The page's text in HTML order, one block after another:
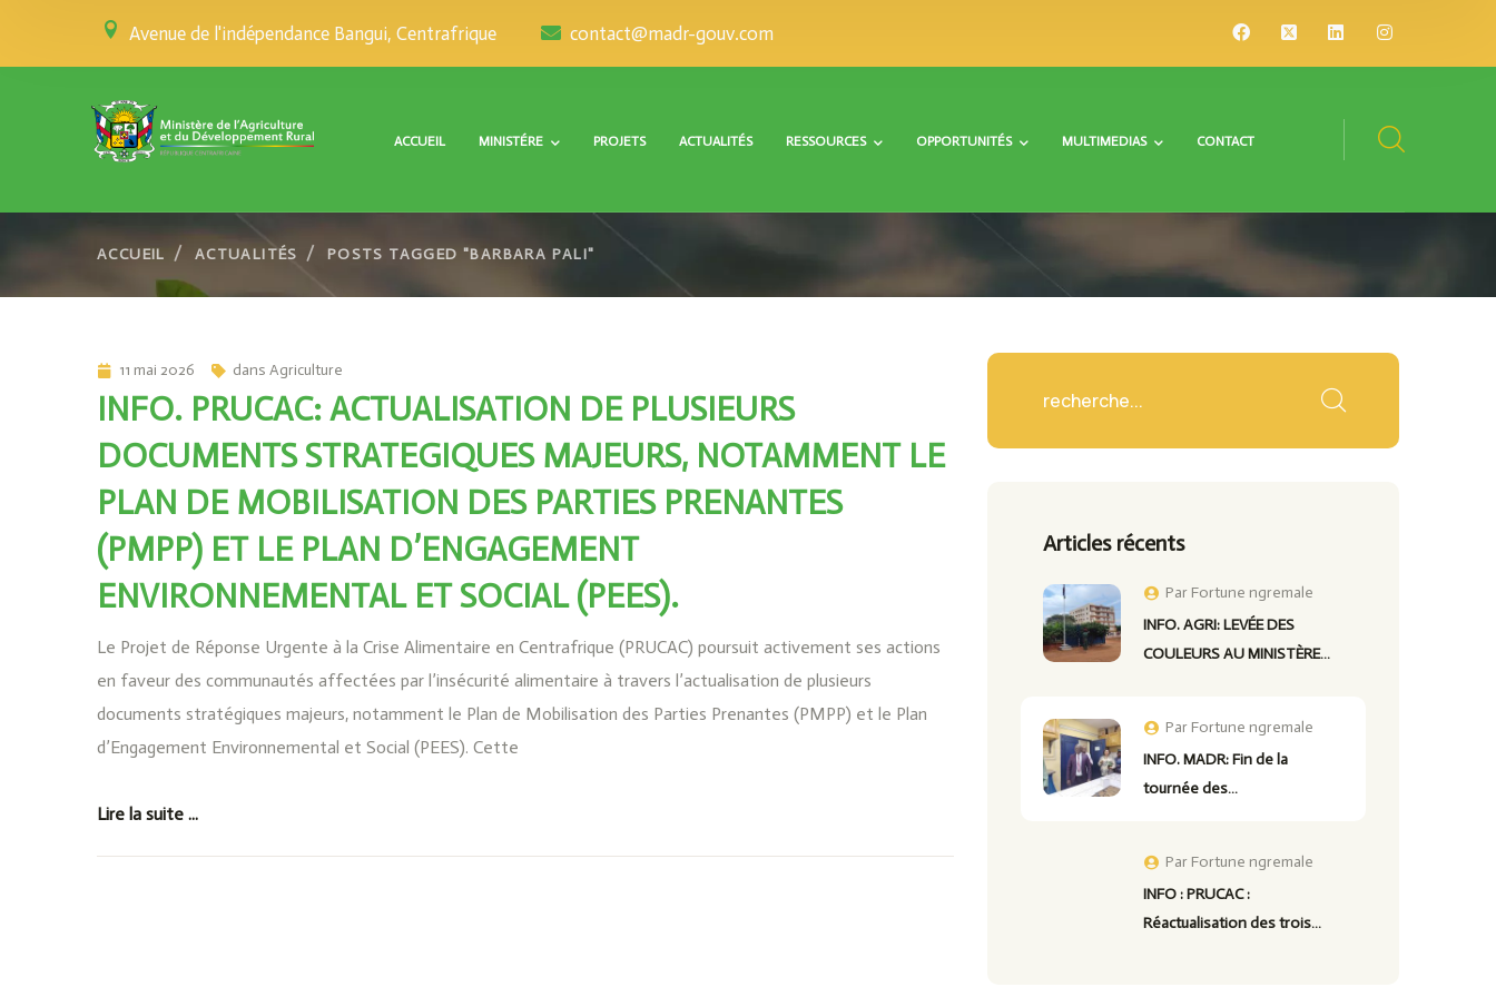
Avenue de l'indépendance Bangui, Centrafrique contact@madr-gouv.com
ACCUEIL MINISTÉRE PROJETS ACTUALITÉS RESSOURCES OPPORTUNITÉS MULTIMEDIAS CONTACT
ACCUEIL ACTUALITÉS POSTS TAGGED "BARBARA PALI"
11 mai 2026 dans Agriculture
INFO. PRUCAC: ACTUALISATION DE PLUSIEURS
DOCUMENTS STRATEGIQUES MAJEURS, NOTAMMENT LE
PLAN DE MOBILISATION DES PARTIES PRENANTES
(PMPP) ET LE PLAN D’ENGAGEMENT
ENVIRONNEMENTAL ET SOCIAL (PEES).
Le Projet de Réponse Urgente à la Crise Alimentaire en Centrafrique (PRUCAC) poursuit activement ses actions
en faveur des communautés affectées par l’insécurité alimentaire à travers l’actualisation de plusieurs
documents stratégiques majeurs, notamment le Plan de Mobilisation des Parties Prenantes (PMPP) et le Plan
d’Engagement Environnemental et Social (PEES). Cette
Lire la suite ...
Articles récents
Par Fortune ngremale
INFO. AGRI: LEVÉE DES
COULEURS AU MINISTÈRE…
ParFortune ngremale
INFO. MADR: Fin de la
tournée des…
Par Fortune ngremale
INFO : PRUCAC :
Réactualisation des trois…